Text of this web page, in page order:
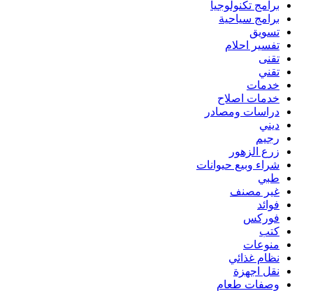
برامج تكنولوجيا
برامج سياحية
تسويق
تفسير احلام
تقنى
تقني
خدمات
خدمات اصلاح
دراسات ومصادر
ديني
رجيم
زرع الزهور
شراء وبيع حيوانات
طبي
غير مصنف
فوائد
فوركس
كتب
منوعات
نظام غذائي
نقل اجهزة
وصفات طعام